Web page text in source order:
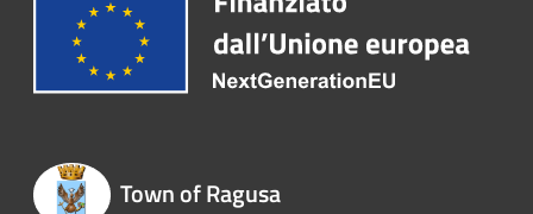
Town of Ragusa